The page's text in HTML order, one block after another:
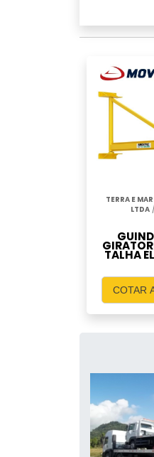
TERRA E
LTDA
TALHA
COTAR